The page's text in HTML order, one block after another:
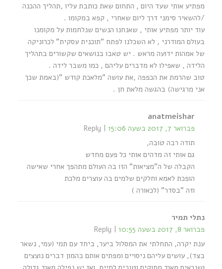
מפתיע אותי שעד היום , התחום שאת כותבת עליו ,תהליך ההכנה
/להשאיר סימני דרך ליום שאחרי , קפא במקומו .
עוד יותר מפתיע אותי , שאנחנו הנשים שנלחמות על מקומנו
בעולם המודרני , לא השכלנו לפתח "תוכנית עסקית" לכרוניקה
של אמהות ידועה מראש . יש טאבו בנושאים שקשורים בתהליך
הלידה , שאפילו לא מדברים עליהם , כמו משבר לידה .
טוב שהרמת את הכפפה ,את עושה "מלאכת קודש "(באמת שכך
אני מרגישה) בהגשה מלאת חן .
anatmeishar
פברואר 7, 2017 בשעה 15:06
Reply
תודה רבה טובה,
גם אותי זה מדהים אותי כל פעם מחדש
הקבלה של ה"מציאות" הזו בה העולם מתהפך אחרי שאישה
הופכת לאמא וחלקים שלמים בה עוצרים מלכת
וזה "בסדר" (לכאורה )
נתלי תמיר
פברואר 8, 2017 בשעה 10:55
Reply
ענת יקרה, התחלתי את המסלול ביער, ביחד עם תמי (עמי, נשאר
בצד), עושים עליהם ניסויים ומפתים אותם בהמון דברים נוצצים